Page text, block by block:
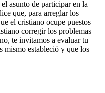
asunto de participar en la
que, para arreglar los
el cristiano ocupe puestos
corregir los problemas
te invitamos a evaluar tu
mismo estableció y que los